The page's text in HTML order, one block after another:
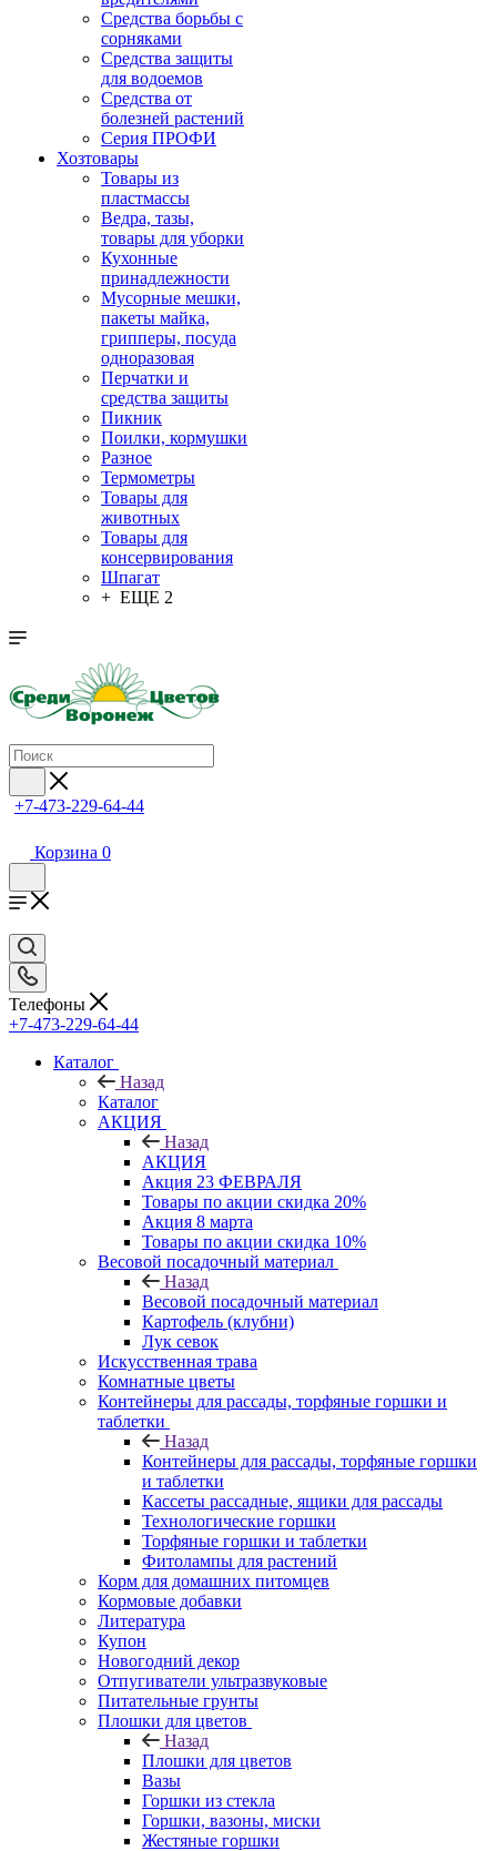
Средства борьбы с
сорняками
Средства защиты
для водоемов
Средства от
болезней растений
Серия ПРОФИ
Хозтовары
Товары из
пластмассы
Ведра, тазы,
товары для уборки
Кухонные
принадлежности
Мусорные мешки,
пакеты майка,
грипперы, посуда
одноразовая
Перчатки и
средства защиты
Пикник
Поилки, кормушки
Разное
Термометры
Товары для
животных
Товары для
консервирования
Шпагат
+ ЕЩЕ 2
+7-473-229-64-44
Корзина 0
Телефоны
+7-473-229-64-44
Каталог
Назад
Каталог
АКЦИЯ
Назад
АКЦИЯ
Акция 23 ФЕВРАЛЯ
Товары по акции скидка 20%
Акция 8 марта
Товары по акции скидка 10%
Весовой посадочный материал
Назад
Весовой посадочный материал
Картофель (клубни)
Лук севок
Искусственная трава
Комнатные цветы
Контейнеры для рассады, торфяные горшки и
таблетки
Назад
Контейнеры для рассады, торфяные горшки
и таблетки
Кассеты рассадные, ящики для рассады
Технологические горшки
Торфяные горшки и таблетки
Фитолампы для растений
Корм для домашних питомцев
Кормовые добавки
Литература
Купон
Новогодний декор
Отпугиватели ультразвуковые
Питательные грунты
Плошки для цветов
Назад
Плошки для цветов
Вазы
Горшки из стекла
Горшки, вазоны, миски
Жестяные горшки